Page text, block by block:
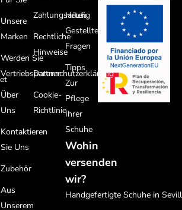
Unsere
Marken
Werden Sie
Vertriebspartner
Über
Uns
Kontaktieren
Sie Uns
Zubehör
Aus
Unserem
Zahlungsarten
Rechtliche
Hinweise
Datenschutzerklärung
Cookie-
Richtlinie
Häufig
Gestellte
Fragen
Tipps
Zur
Pflege
Ihrer
Schuhe
Wohin
versenden
wir?
Handgefertigte Schuhe in